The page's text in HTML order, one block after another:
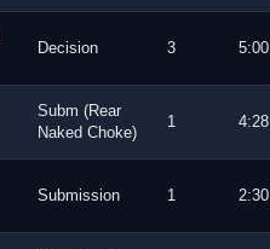
Decision 3 5:00
Subm (Rear
Naked Choke)
1 4:28
Submission 1 2:30